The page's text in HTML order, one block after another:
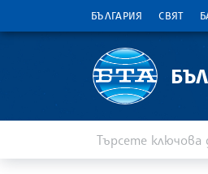
БЪЛГАРИЯ СВЯТ